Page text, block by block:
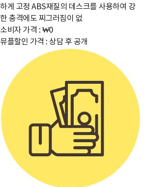
하게 고정 ABS재질의 데스크를 사용하여 강
한 충격에도 찌그러짐이 없
소비자 가격 : ₩0
뮤플할인 가격 : 상담 후 공개